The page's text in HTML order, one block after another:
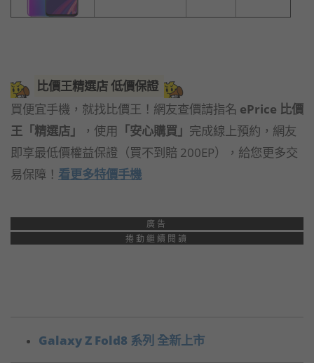
比價王精選店 低價保證
買便宜手機，就找比價王！網友查價請指名 ePrice 比價
王「精選店」
，使用 「安心購買」 完成線上預約，網友
即享最低價權益保證（買不到賠 200EP），給您更多交
易保障！ 看更多特價手機
廣告
捲動繼續閱讀
Galaxy Z Fold8 系列 全新上市